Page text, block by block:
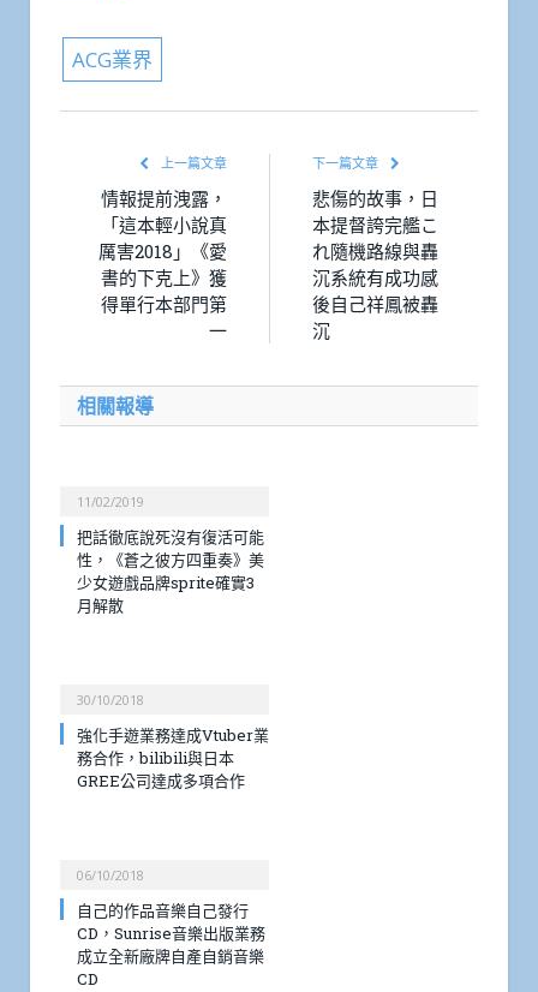
ACG業界
上一篇文章
情報提前洩露，
「這本輕小說真
厲害2018」《愛
書的下克上》獲
得單行本部門第
一
下一篇文章
悲傷的故事，日
本提督誇完艦こ
れ隨機路線與轟
沉系統有成功感
後自己祥鳳被轟
沉
相關報導
11/02/2019
把話徹底說死沒有復活可能
性，《蒼之彼方四重奏》美
少女遊戲品牌sprite確實3
月解散
30/10/2018
強化手遊業務達成Vtuber業
務合作，bilibili與日本
GREE公司達成多項合作
06/10/2018
自己的作品音樂自己發行
CD，Sunrise音樂出版業務
成立全新廠牌自產自銷音樂
CD